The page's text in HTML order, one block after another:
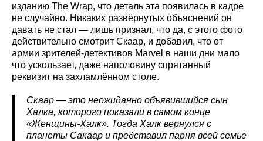
изданию The Wrap, что деталь эта появилась в кадре
не случайно. Никаких развёрнутых объяснений он
давать не стал — лишь признал, что да, с этого фото
действительно смотрит Скаар, и добавил, что от
армии зрителей-детективов Marvel в наши дни мало
что ускользает, даже наполовину спрятанный
реквизит на захламлённом столе.
Скаар — это неожиданно объявившийся сын
Халка, которого показали в самом конце
«Женщины-Халк». Тогда Халк вернулся с
планеты Сакаар и представил парня всей семье